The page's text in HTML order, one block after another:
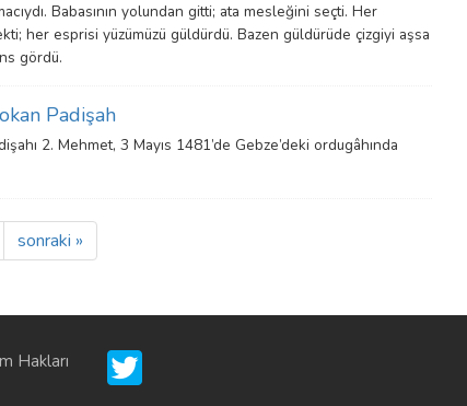
Babasının yolundan gitti; ata mesleğini seçti. Her
her esprisi yüzümüzü güldürdü. Bazen güldürüde çizgiyi aşsa
gördü.
Padişah
2. Mehmet, 3 Mayıs 1481’de Gebze’deki ordugâhında
sonraki »
Hakları